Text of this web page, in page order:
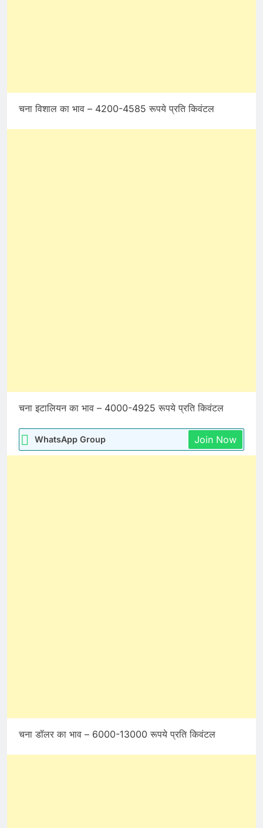
चना विशाल का भाव – 4200-4585 रूपये प्रति किवंटल
चना इटालियन का भाव – 4000-4925 रूपये प्रति किवंटल
WhatsApp Group Join Now
चना डॉलर का भाव – 6000-13000 रूपये प्रति किवंटल